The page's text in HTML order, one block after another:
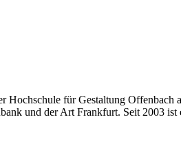
für Gestaltung Offenbach
und der Art Frankfurt. Seit 2003 ist